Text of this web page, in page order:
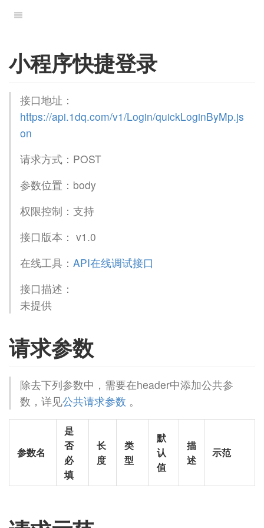
小程序快捷登录
接口地址：
https://api.1dq.com/v1/Login/quickLoginByMp.js
on
请求方式：POST
参数位置：body
权限控制：支持
接口版本： v1.0
在线工具： API在线调试接口
接口描述：
未提供
请求参数
除去下列参数中，需要在header中添加公共参
数，详见公共请求参数 。
参数名
是
否
必
填
长
度
类
型
默
认
值
描
述
示范